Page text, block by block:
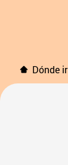
Dónde ir